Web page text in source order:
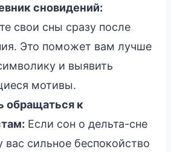
сновидений:
свои сны сразу после
Это поможет вам лучше
и выявить
мотивы.
обращаться к
Если сон о дельта-сне
вас сильное беспокойство